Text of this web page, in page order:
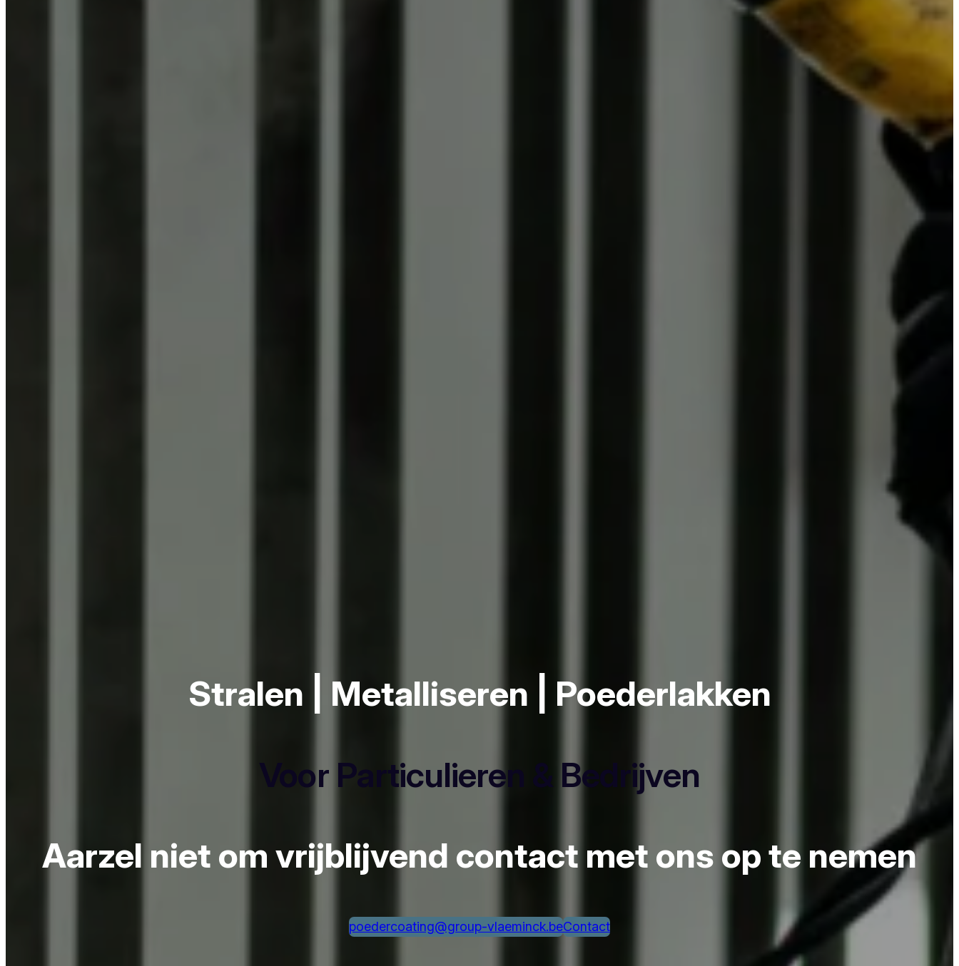
Stralen | Metalliseren | Poederlakken
Voor Particulieren & Bedrijven
Aarzel niet om vrijblijvend contact met ons op te nemen
poedercoating@group-vlaeminck.beContact